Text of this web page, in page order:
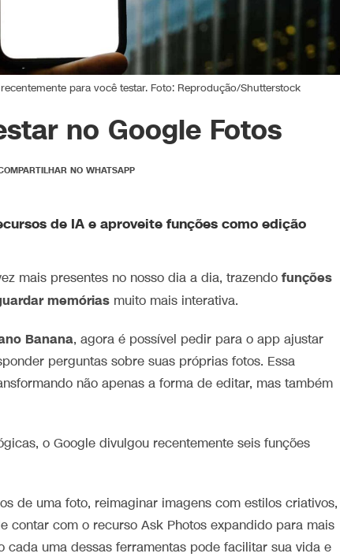
para você testar. Foto: Reprodução/Shutterstock
no Google Fotos
de IA e aproveite funções como edição
mais presentes no nosso dia a dia, trazendo funções
memórias muito mais interativa.
Banana, agora é possível pedir para o app ajustar
perguntas sobre suas próprias fotos. Essa
não apenas a forma de editar, mas também
o Google divulgou recentemente seis funções
de uma foto, reimaginar imagens com estilos criativos,
contar com o recurso Ask Photos expandido para mais
uma dessas ferramentas pode facilitar sua vida e